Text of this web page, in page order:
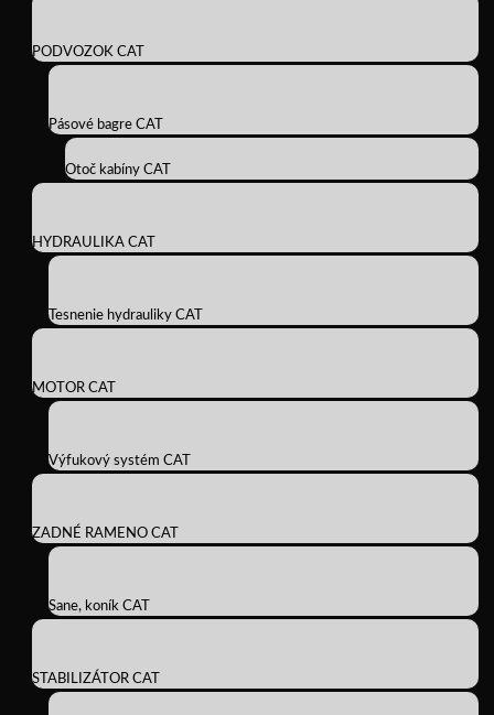
PODVOZOK CAT
Pásové bagre CAT
Otoč kabíny CAT
HYDRAULIKA CAT
Tesnenie hydrauliky CAT
MOTOR CAT
Výfukový systém CAT
ZADNÉ RAMENO CAT
Sane, koník CAT
STABILIZÁTOR CAT